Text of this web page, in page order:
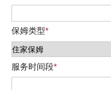
保姆类型*
服务时间段*